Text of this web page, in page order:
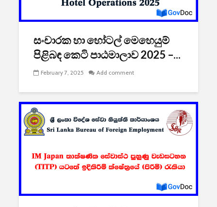
සංචාරක හා හෝටල් මෙහෙයුම්
පිළිබඳ කෙටි පාඨමාලාව 2025 –...
February 7, 2025 Add comment
2026 යාවත්කාලීනය
හඳුන්වා දීමට
උණුසුම්